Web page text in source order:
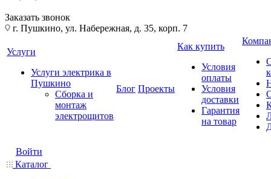
Заказать звонок
г. Пушкино, ул. Набережная, д. 35, корп. 7
Услуги
Услуги электрика в
Пушкино
Сборка и
монтаж
электрощитов
Блог Проекты
Как купить
Условия
оплаты
Условия
доставки
Гарантия
на товар
Войти
Каталог